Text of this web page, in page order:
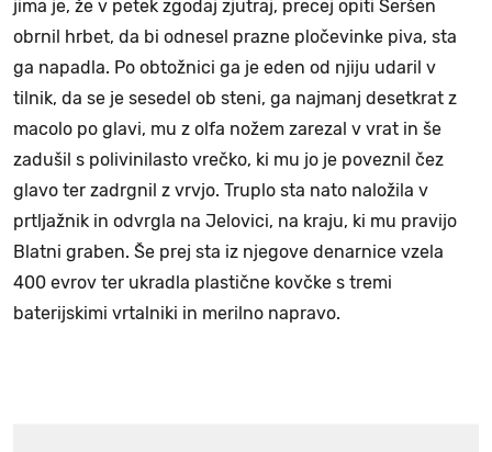
jima je, že v petek zgodaj zjutraj, precej opiti Seršen
obrnil hrbet, da bi odnesel prazne pločevinke piva, sta
ga napadla. Po obtožnici ga je eden od njiju udaril v
tilnik, da se je sesedel ob steni, ga najmanj desetkrat z
macolo po glavi, mu z olfa nožem zarezal v vrat in še
zadušil s polivinilasto vrečko, ki mu jo je poveznil čez
glavo ter zadrgnil z vrvjo. Truplo sta nato naložila v
prtljažnik in odvrgla na Jelovici, na kraju, ki mu pravijo
Blatni graben. Še prej sta iz njegove denarnice vzela
400 evrov ter ukradla plastične kovčke s tremi
baterijskimi vrtalniki in merilno napravo.